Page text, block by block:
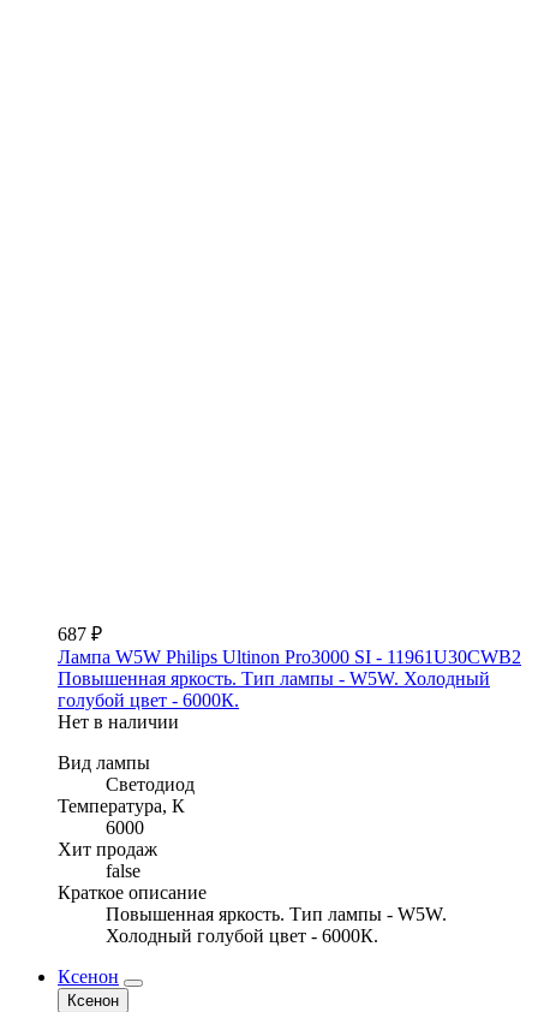
687 ₽
Лампа W5W Philips Ultinon Pro3000 SI - 11961U30CWB2
Повышенная яркость. Тип лампы - W5W. Холодный
голубой цвет - 6000К.
Нет в наличии
Вид лампы
Светодиод
Температура, К
6000
Хит продаж
false
Краткое описание
Повышенная яркость. Тип лампы - W5W.
Холодный голубой цвет - 6000К.
Ксенон
Ксенон